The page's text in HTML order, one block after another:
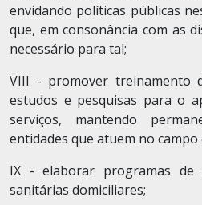
envidando políticas públicas
que, em consonância com as
necessário para tal;
VIII - promover treinamento
estudos e pesquisas para o
serviços, mantendo
entidades que atuem no
IX - elaborar programas de
sanitárias domiciliares;